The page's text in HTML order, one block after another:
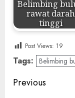
Belimbing
rawat darah
tinggi
Post Views: 19
Tags: Belimbing
Post
Previous